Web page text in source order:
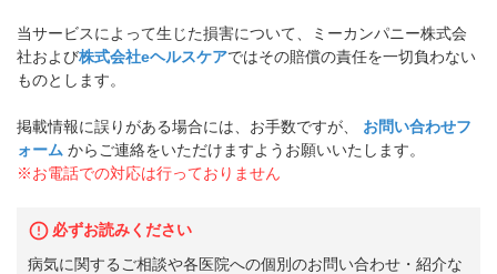
当サービスによって生じた損害について、ミーカンパニー株式会
社および株式会社eヘルスケアではその賠償の責任を一切負わない
ものとします。
掲載情報に誤りがある場合には、お手数ですが、
お問い合わせフ
ォーム からご連絡をいただけますようお願いいたします。
※お電話での対応は行っておりません
必ずお読みください
病気に関するご相談や各医院への個別のお問い合わせ・紹介な